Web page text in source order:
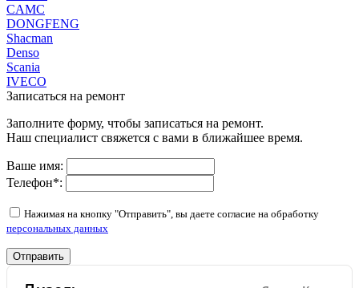
CAMC
DONGFENG
Shacman
Denso
Scania
IVECO
Записаться на ремонт
Заполните форму, чтобы записаться на ремонт.
Наш специалист свяжется с вами в ближайшее время.
Ваше имя:
Телефон*:
Нажимая на кнопку "Отправить", вы даете согласие на обработку
персональных данных
Отправить